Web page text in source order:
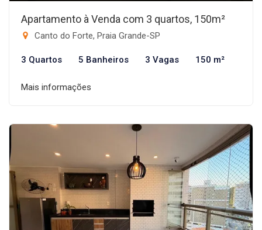
Apartamento à Venda com 3 quartos, 150m²
Canto do Forte, Praia Grande-SP
3 Quartos 5 Banheiros 3 Vagas 150 m²
Mais informações